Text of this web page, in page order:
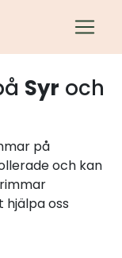
Syr och
på
och kan
hjälpa oss